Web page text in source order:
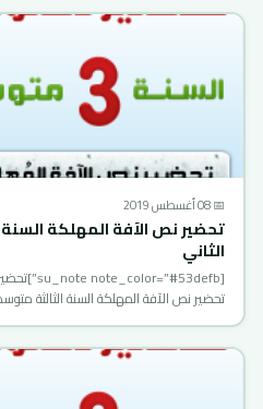
📅 08 أغسطس 2019
تحضير نص الآفة المهلكة
الثاني
تحضير نص الآفة المهلكة السنة الثالثة